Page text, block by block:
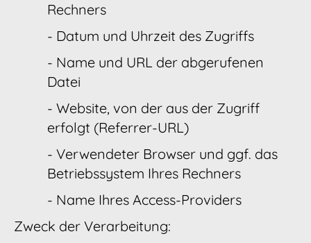
Rechners
- Datum und Uhrzeit des Zugriffs
- Name und URL der abgerufenen
Datei
- Website, von der aus der Zugriff
erfolgt (Referrer-URL)
- Verwendeter Browser und ggf. das
Betriebssystem Ihres Rechners
- Name Ihres Access-Providers
Zweck der Verarbeitung: